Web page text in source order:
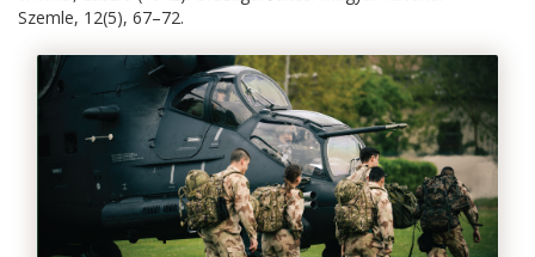
Szemle, 12(5), 67–72.